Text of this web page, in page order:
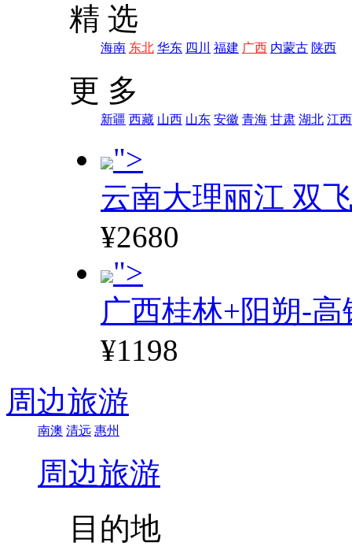
精 选
海南 东北 华东 四川 福建 广西 内蒙古 陕西
更 多
新疆 西藏 山西 山东 安徽 青海 甘肃 湖北 江西
">
云南大理丽江 双
¥2680
">
广西桂林+阳朔-高
¥1198
周边旅游
南澳 清远 惠州
周边旅游
目的地